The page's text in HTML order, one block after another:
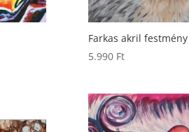
Farkas akril festmény
5.990 Ft